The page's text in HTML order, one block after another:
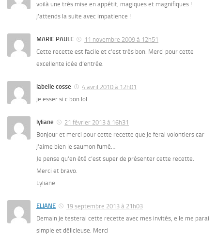
voilà une très mise en appétit, magiques et magnifiques !
j’attends la suite avec impatience !
MARIE PAULE
11 novembre 2009 à 12h51
Cette recette est facile et c’est très bon. Merci pour cette
excellente idée d’entrée.
labelle cosse
4 avril 2010 à 12h01
je esser si c bon lol
lyliane
21 février 2013 à 16h31
Bonjour et merci pour cette recette que je ferai volontiers car
j’aime bien le saumon fumé…
Je pense qu’en été c’est super de présenter cette recette.
Merci et bravo.
Lyliane
ELIANE
19 septembre 2013 à 21h03
Demain je testerai cette recette avec mes invités, elle me parai
simple et délicieuse. Merci